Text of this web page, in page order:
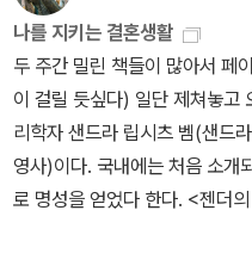
졌던 일, ‘일상의 의무에서 벗어
자기 존재가 더 강해지고 딛고
자신만의 눈으로 세상을 바라
보고 이해하게’ 된다. ‘이제 자
의 평판을 의식하며> 사는 데
집을 나와 소박하지만 자기만
생각한다면 에드나를 잘 모르
소 선구적 작품이라 일컫는 <
었으니, 기구하다면 기구한 소설
케이트 쇼팽의 일생은 위키백
비유하자면 그렇다는 말씀.3.
았으며 여러 식구들이 하루에
야기가 진행되는 내내 특별한?
구하고 이 소설은 전혀 지루하
화, 자각의 확산이 서서히 물결
보며 전율하고 감동 받았다. 19
정도도 파격적이었을 것이다.
지 시도에 그녀의 친구가 '쿠테
소한 시도일 뿐인데도 말이다.
노동하는 것으로, 중,상류층의
방님의 리뷰를 보고 바로 구매
는 필이 바로 왔다. 이 책으로
샬럿 브론테 빌레뜨 1만 있고,
니 거의 새책과 다름없는 이 책
못읽었다는 핑계를 댈 수 없게
다. 10. 소리와 분노(새책) : 윌
을 때>가 어려웠지만 흥미로워
주인공의 성적 욕망과 일탈을
리’로도 불렸다) 거센 비난을
란 무엇인가. 흔히 창작자가 여
는 여성 문제를 다룬 작품을 뜻
사회에서 여성의 지위와 상태
와 남편으로 대표되는 남성에
로 나아갈 수 있는가, 여성의 고
립할 수 있는가 등이 수반되는
나를 지키는 결혼생활
두 주간 밀린 책들이 많아서 페
이 걸릴 듯싶다) 일단 제쳐놓고
리학자 샌드라 립시츠 벰(샌드
영사)이다. 국내에는 처음 소개
로 명성을 얻었다 한다. <젠더